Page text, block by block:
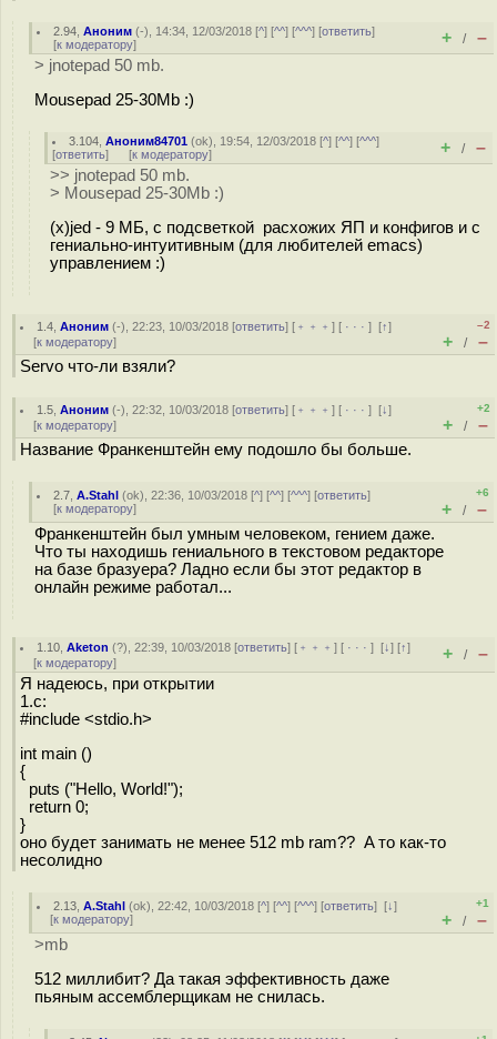
2.94 ,Аноним (-), 14:34, 12/03/2018 [^] [^^] [^^^] [ответить]
[к модератору] + / –
> jnotepad 50 mb.
Mousepad 25-30Mb :)
3.104 ,Аноним84701 (ok), 19:54, 12/03/2018 [^] [^^] [^^^]
[ответить] [к модератору] + / –
>> jnotepad 50 mb.
> Mousepad 25-30Mb :)
(x)jed - 9 МБ, с подсветкой расхожих ЯП и конфигов и с
гениально-интуитивным (для любителей emacs)
управлением :)
1.4 ,Аноним (-), 22:23, 10/03/2018 [ответить] [ ﹢﹢﹢] [ · · ·][↑]
[к модератору]
–2
+ / –
Servo что-ли взяли?
1.5 ,Аноним (-), 22:32, 10/03/2018 [ответить] [ ﹢﹢﹢] [ · · ·][↓]
[к модератору]
+2
+ / –
Название Франкенштейн ему подошло бы больше.
2.7 ,A.Stahl (ok), 22:36, 10/03/2018 [^] [^^] [^^^] [ответить]
[к модератору]
+6
+ / –
Франкенштейн был умным человеком, гением даже.
Что ты находишь гениального в текстовом редакторе
на базе бразуера? Ладно если бы этот редактор в
онлайн режиме работал...
1.10 ,Aketon (?), 22:39, 10/03/2018 [ответить] [ ﹢﹢﹢] [ · · ·][↓] [↑]
[к модератору] + / –
Я надеюсь, при открытии
1.c:
#include <stdio.h>
int main ()
{
puts ("Hello, World!");
return 0;
}
оно будет занимать не менее 512 mb ram?? A то как-то
несолидно
2.13 ,A.Stahl (ok), 22:42, 10/03/2018 [^] [^^] [^^^] [ответить][↓]
[к модератору]
+1
+ / –
>mb
512 миллибит? Да такая эффективность даже
пьяным ассемблерщикам не снилась.